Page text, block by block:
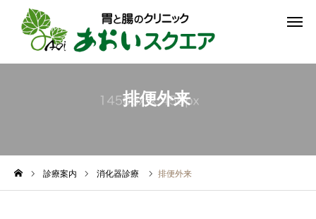
排便外来
診療案内 消化器診療 排便外来
アクセス